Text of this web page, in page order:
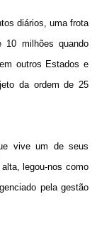
diários, uma frota
milhões quando
em outros Estados e
da ordem de 25
vive um de seus
legou-nos como
pela gestão